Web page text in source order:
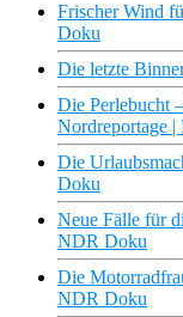
Frischer Wind
Doku
Die letzte
Die Perlebucht
Nordreportage
Die
Doku
Neue Fälle für
NDR Doku
Die
NDR Doku